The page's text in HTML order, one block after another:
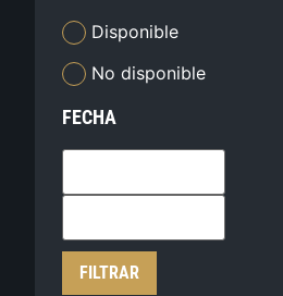
Disponible
No disponible
FECHA
FILTRAR